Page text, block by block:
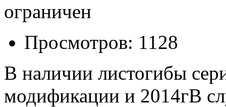
ограничен
Просмотров: 1128
В наличии листогибы
модификации и 2014гВ